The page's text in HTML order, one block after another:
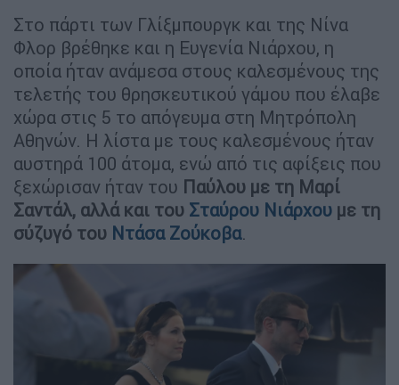
Στο πάρτι των Γλίξμπουργκ και της Νίνα
Φλορ βρέθηκε και η Ευγενία Νιάρχου, η
οποία ήταν ανάμεσα στους καλεσμένους της
τελετής του θρησκευτικού γάμου που έλαβε
χώρα στις 5 το απόγευμα στη Μητρόπολη
Αθηνών. Η λίστα με τους καλεσμένους ήταν
αυστηρά 100 άτομα, ενώ από τις αφίξεις που
ξεχώρισαν ήταν του Παύλου με τη Μαρί
Σαντάλ, αλλά και του Σταύρου Νιάρχου με τη
σύζυγό του Ντάσα Ζούκοβα.